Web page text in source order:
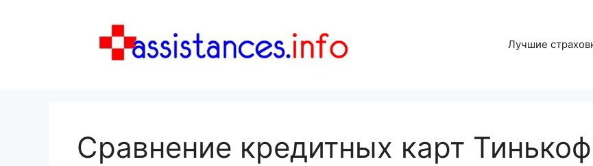
Лучшие
Сравнение кредитных карт